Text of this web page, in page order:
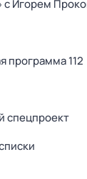
с Игорем
программа 112
cпецпроект